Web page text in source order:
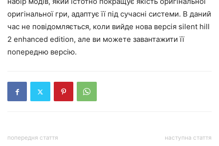
оригінальної гри, адаптує її під сучасні системи. В даний
час не повідомляється, коли вийде нова версія silent hill
2 enhanced edition, але ви можете завантажити її
попередню версію.
попередня стаття наступна стаття